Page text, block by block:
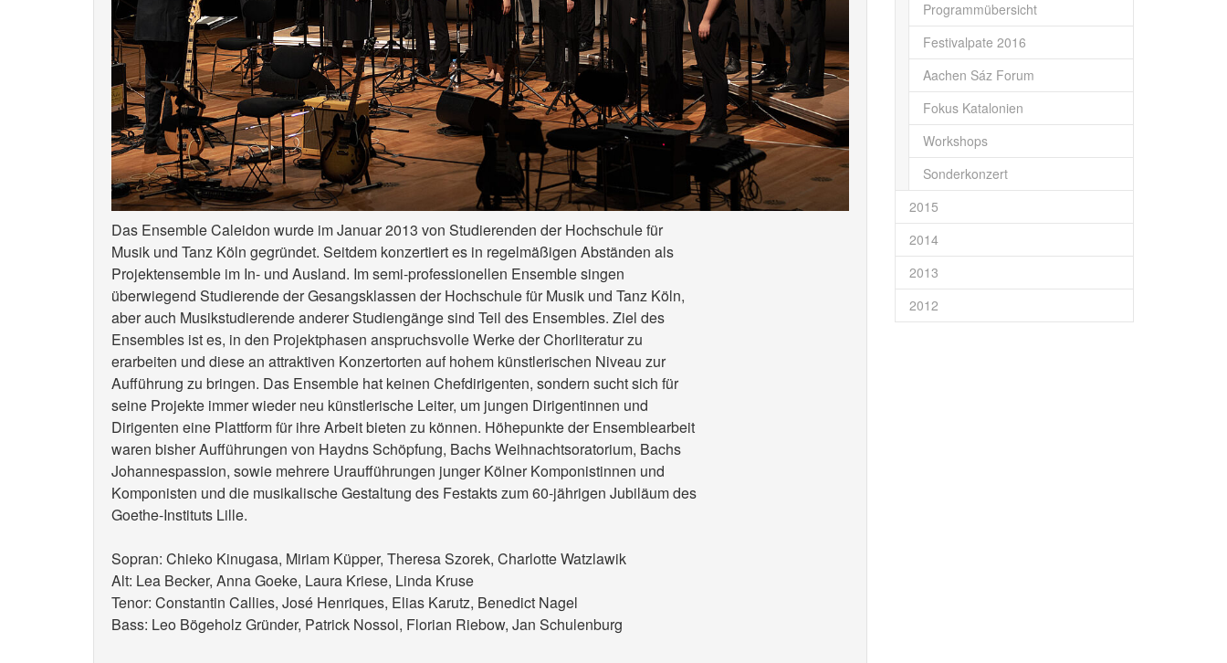
Das Ensemble Caleidon wurde im Januar 2013 von Studierenden der Hochschule für
Musik und Tanz Köln gegründet. Seitdem konzertiert es in regelmäßigen Abständen als
Projektensemble im In- und Ausland. Im semi-professionellen Ensemble singen
überwiegend Studierende der Gesangsklassen der Hochschule für Musik und Tanz Köln,
aber auch Musikstudierende anderer Studiengänge sind Teil des Ensembles. Ziel des
Ensembles ist es, in den Projektphasen anspruchsvolle Werke der Chorliteratur zu
erarbeiten und diese an attraktiven Konzertorten auf hohem künstlerischen Niveau zur
Aufführung zu bringen. Das Ensemble hat keinen Chefdirigenten, sondern sucht sich für
seine Projekte immer wieder neu künstlerische Leiter, um jungen Dirigentinnen und
Dirigenten eine Plattform für ihre Arbeit bieten zu können. Höhepunkte der Ensemblearbeit
waren bisher Aufführungen von Haydns Schöpfung, Bachs Weihnachtsoratorium, Bachs
Johannespassion, sowie mehrere Uraufführungen junger Kölner Komponistinnen und
Komponisten und die musikalische Gestaltung des Festakts zum 60-jährigen Jubiläum des
Goethe-Instituts Lille.
Sopran: Chieko Kinugasa, Miriam Küpper, Theresa Szorek, Charlotte Watzlawik
Alt: Lea Becker, Anna Goeke, Laura Kriese, Linda Kruse
Tenor: Constantin Callies, José Henriques, Elias Karutz, Benedict Nagel
Bass: Leo Bögeholz Gründer, Patrick Nossol, Florian Riebow, Jan Schulenburg
Programmübersicht
Festivalpate 2016
Aachen Sáz Forum
Fokus Katalonien
Workshops
Sonderkonzert
2015
2014
2013
2012